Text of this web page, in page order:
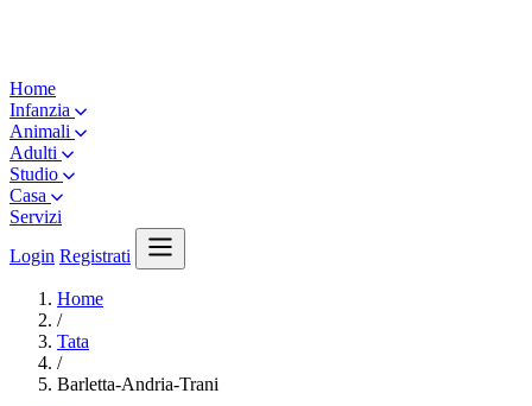
Home
Infanzia
Animali
Adulti
Studio
Casa
Servizi
Login Registrati
Home
/
Tata
/
Barletta-Andria-Trani